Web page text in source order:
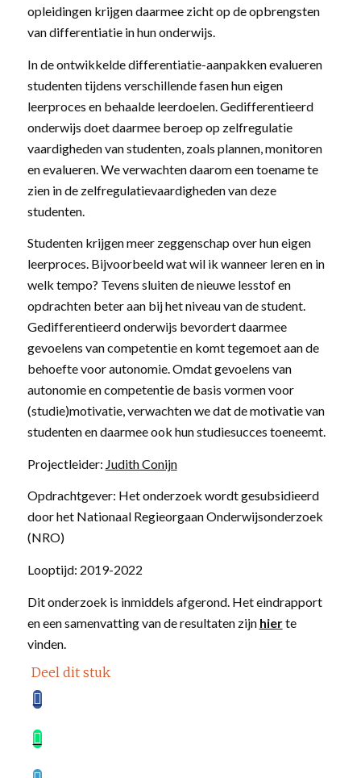
opleidingen krijgen daarmee zicht op de opbrengsten
van differentiatie in hun onderwijs.
In de ontwikkelde differentiatie-aanpakken evalueren
studenten tijdens verschillende fasen hun eigen
leerproces en behaalde leerdoelen. Gedifferentieerd
onderwijs doet daarmee beroep op zelfregulatie
vaardigheden van studenten, zoals plannen, monitoren
en evalueren. We verwachten daarom een toename te
zien in de zelfregulatievaardigheden van deze
studenten.
Studenten krijgen meer zeggenschap over hun eigen
leerproces. Bijvoorbeeld wat wil ik wanneer leren en in
welk tempo? Tevens sluiten de nieuwe lesstof en
opdrachten beter aan bij het niveau van de student.
Gedifferentieerd onderwijs bevordert daarmee
gevoelens van competentie en komt tegemoet aan de
behoefte voor autonomie. Omdat gevoelens van
autonomie en competentie de basis vormen voor
(studie)motivatie, verwachten we dat de motivatie van
studenten en daarmee ook hun studiesucces toeneemt.
Projectleider: Judith Conijn
Opdrachtgever: Het onderzoek wordt gesubsidieerd
door het Nationaal Regieorgaan Onderwijsonderzoek
(NRO)
Looptijd: 2019-2022
Dit onderzoek is inmiddels afgerond. Het eindrapport
en een samenvatting van de resultaten zijn hierte
vinden.
Deel dit stuk